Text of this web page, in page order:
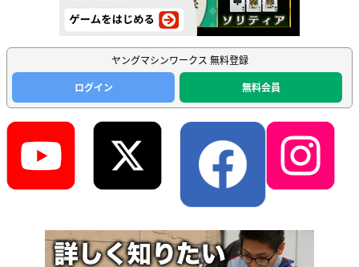
ヤングマシンワークス 無料登録
ログイン
無料会員